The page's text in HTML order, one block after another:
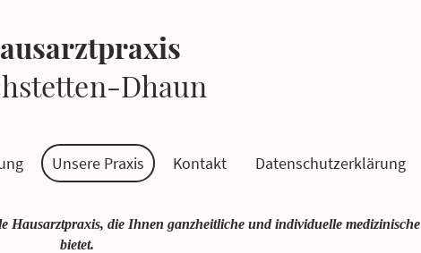
Dhaun
Unsere Praxis Kontakt Datenschutzerklärung
Hausarztpraxis, die Ihnen ganzheitliche und individuelle
bietet.